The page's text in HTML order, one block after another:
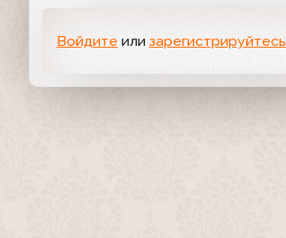
Войдите или зарегистрируйтесь